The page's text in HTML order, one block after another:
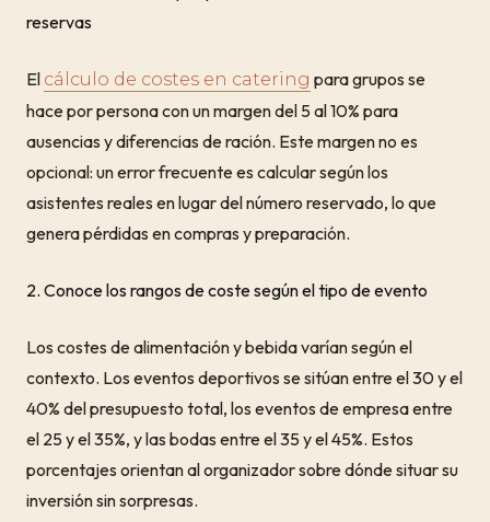
reservas
El cálculo de costes en catering para grupos se
hace por persona con un margen del 5 al 10% para
ausencias y diferencias de ración. Este margen no es
opcional: un error frecuente es calcular según los
asistentes reales en lugar del número reservado, lo que
genera pérdidas en compras y preparación.
2. Conoce los rangos de coste según el tipo de evento
Los costes de alimentación y bebida varían según el
contexto. Los eventos deportivos se sitúan entre el 30 y el
40% del presupuesto total, los eventos de empresa entre
el 25 y el 35%, y las bodas entre el 35 y el 45%. Estos
porcentajes orientan al organizador sobre dónde situar su
inversión sin sorpresas.